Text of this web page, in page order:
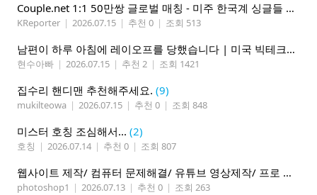
Couple.net 1:1 50만쌍 글로벌 매칭 - 미주 한국계 싱글들 모이세요
KReporter | 2026.07.15 | 추천 0 | 조회 513
남편이 하루 아침에 레이오프를 당했습니다 | 미국 빅테크의 현실
현수아빠 | 2026.07.15 | 추천 2 | 조회 1421
집수리 핸디맨 추천해주세요. (9)
mukilteowa | 2026.07.15 | 추천 0 | 조회 848
미스터 호칭 조심해서... (2)
호칭 | 2026.07.14 | 추천 0 | 조회 807
웹사이트 제작/ 컴퓨터 문제해결/ 유튜브 영상제작/ 프로 사진촬영
photoshop1 | 2026.07.13 | 추천 0 | 조회 263